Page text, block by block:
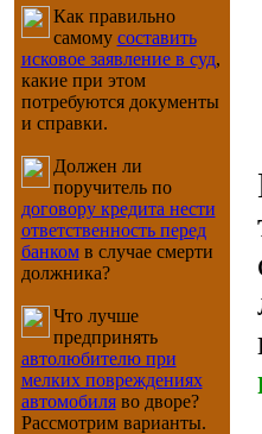
Как правильно
самому составить
исковое заявление в суд,
какие при этом
потребуются документы
и справки.
Должен ли
поручитель по
договору кредита нести
ответственность перед
банкомв случае смерти
должника?
Что лучше
предпринять
автолюбителю при
мелких повреждениях
автомобиляво дворе?
Рассмотрим варианты.